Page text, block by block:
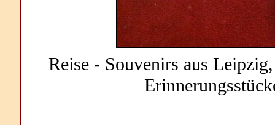
Reise - Souvenirs aus